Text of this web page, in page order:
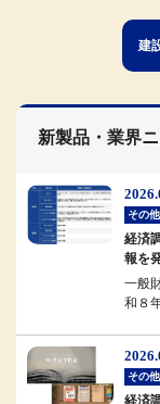
建
新製品・業界
その他
経済
報を
一般
和８
その他
経済